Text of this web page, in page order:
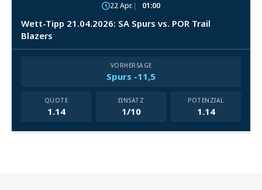
22 Apr.
01:00
Wett-Tipp 21.04.2026: SA Spurs vs. POR Trail
Blazers
VORHERSAGE
Spurs -11,5
QUOTE
1.14
EINSATZ
1/10
POTENZIAL
1.14